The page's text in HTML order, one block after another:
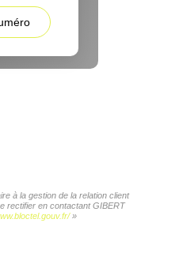
à la gestion de la relation client
rectifier en contactant GIBERT
»